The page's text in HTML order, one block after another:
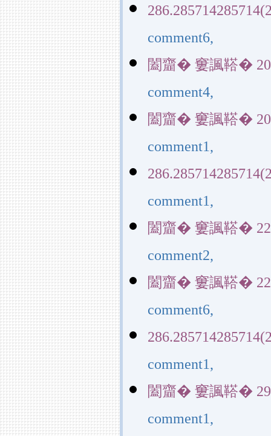
comment6,
闔齏� 窶諷鞳�
comment4,
闔齏� 窶諷鞳�
comment1,
comment1,
闔齏� 窶諷鞳�
comment2,
闔齏� 窶諷鞳�
comment6,
comment1,
闔齏� 窶諷鞳�
comment1,